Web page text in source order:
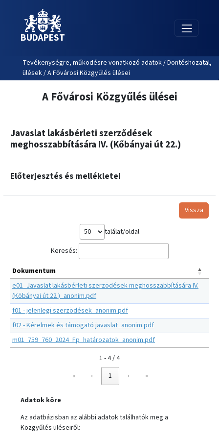
BUDAPEST
Tevékenységre, működésre vonatkozó adatok / Döntéshozatal,
ülések / A Fővárosi Közgyűlés ülései
A Fővárosi Közgyűlés ülései
Javaslat lakásbérleti szerződések
meghosszabbítására IV. (Kőbányai út 22.)
Előterjesztés és mellékletei
Vissza
találat/oldal
Keresés:
Dokumentum
e01_Javaslat lakásbérleti szerzödések meghosszabbítására IV.
(Köbányai út 22 )_anonim.pdf
f01 - jelenlegi szerzödések_anonim.pdf
f02 - Kérelmek és támogató javaslat_anonim.pdf
m01_759_760_2024_Fp_határozatok_anonim.pdf
1 - 4 / 4
«
‹ 1 › »
Adatok köre
Az adatbázisban az alábbi adatok találhatók meg a
Közgyűlés üléseiről: